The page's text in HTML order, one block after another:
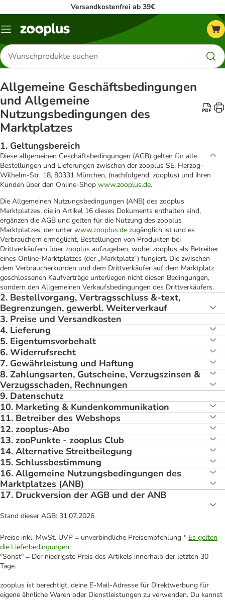
Versandkostenfrei ab 39€
Menü
Produkte
suchen
Allgemeine Geschäftsbedingungen
und Allgemeine
Nutzungsbedingungen des
Marktplatzes
1. Geltungsbereich
Diese allgemeinen Geschäftsbedingungen (AGB) gelten für alle
Bestellungen und Lieferungen zwischen der zooplus SE, Herzog-
Wilhelm-Str. 18, 80331 München, (nachfolgend: zooplus) und ihren
Kunden über den Online-Shop www.zooplus.de.
Die Allgemeinen Nutzungsbedingungen (ANB) des zooplus
Marktplatzes, die in Artikel 16 dieses Dokuments enthalten sind,
ergänzen die AGB und gelten für die Nutzung des zooplus
Marktplatzes, der unter www.zooplus.de zugänglich ist und es
Verbrauchern ermöglicht, Bestellungen von Produkten bei
Drittverkäufern über zooplus aufzugeben, wobei zooplus als Betreiber
eines Online-Marktplatzes (der „Marktplatz“) fungiert. Die zwischen
dem Verbraucherkunden und dem Drittverkäufer auf dem Marktplatz
geschlossenen Kaufverträge unterliegen nicht diesen Bedingungen,
sondern den Allgemeinen Verkaufsbedingungen des Drittverkäufers.
2. Bestellvorgang, Vertragsschluss &-text,
Begrenzungen, gewerbl. Weiterverkauf
3. Preise und Versandkosten
4. Lieferung
5. Eigentumsvorbehalt
6. Widerrufsrecht
7. Gewährleistung und Haftung
8. Zahlungsarten, Gutscheine, Verzugszinsen &
Verzugsschaden, Rechnungen
9. Datenschutz
10. Marketing & Kundenkommunikation
11. Betreiber des Webshops
12. zooplus-Abo
13. zooPunkte - zooplus Club
14. Alternative Streitbeilegung
15. Schlussbestimmung
16. Allgemeine Nutzungsbedingungen des
Marktplatzes (ANB)
17. Druckversion der AGB und der ANB
Stand dieser AGB: 31.07.2026
Preise inkl. MwSt. UVP = unverbindliche Preisempfehlung * Es gelten
die Lieferbedingungen
"Sonst" = Der niedrigste Preis des Artikels innerhalb der letzten 30
Tage.
zooplus ist berechtigt, deine E-Mail-Adresse für Direktwerbung für
eigene ähnliche Waren oder Dienstleistungen zu verwenden. Du kannst